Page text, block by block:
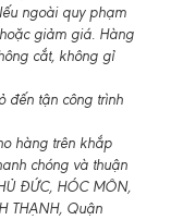
ngoài quy phạm
giảm giá. Hàng
cắt, không gỉ
đến tận công trình
hàng trên khắp
chóng và thuận
ĐỨC, HÓC MÔN,
THẠNH, Quận